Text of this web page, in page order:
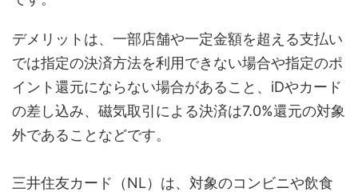
デメリットは、一部店舗や一定金額を超える支払い
では指定の決済方法を利用できない場合や指定のポ
イント還元にならない場合があること、iDやカード
の差し込み、磁気取引による決済は7.0%還元の対象
外であることなどです。
三井住友カード（NL）は、対象のコンビニや飲食